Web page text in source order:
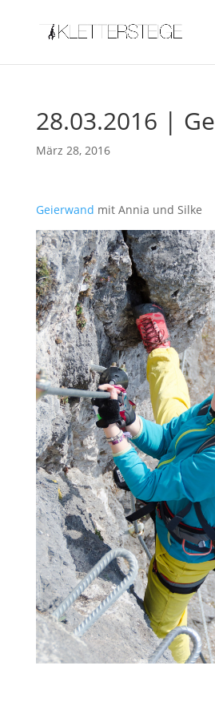
28.03.2016 |
März 28, 2016
Geierwand mit Annia und Silke